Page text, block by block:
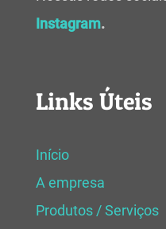
Instagram.
Links Úteis
Início
A empresa
Produtos / Serviços